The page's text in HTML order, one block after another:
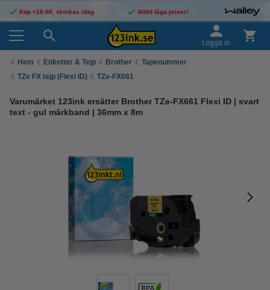
Köp <16:00, skickas idag Alltid låga priser!
Logga in
Hem Etiketter & Tejp Brother
Tapenummer
TZe FX tejp (Flexi ID)
TZe-FX661
Varumärket 123ink ersätter Brother TZe-FX661 Flexi ID | svart
text - gul märkband | 36mm x 8m